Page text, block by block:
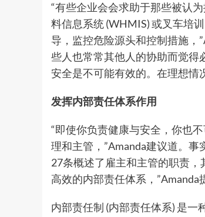
“有些企业会会求助于那些被认
料信息系统 (WHMIS) 或叉车培
导，监控危险源头和控制措施，
些人也常常其他人的协助而觉得
安全是不可能有效的。在理想情
发挥内部责任体系作用
“即使你负责健康与安全，你也
理和主管，”Amanda建议道。
27条概述了雇主和主管的职责
高效的内部责任体系，”Amanda
内部责任制 (内部责任体系) 是一